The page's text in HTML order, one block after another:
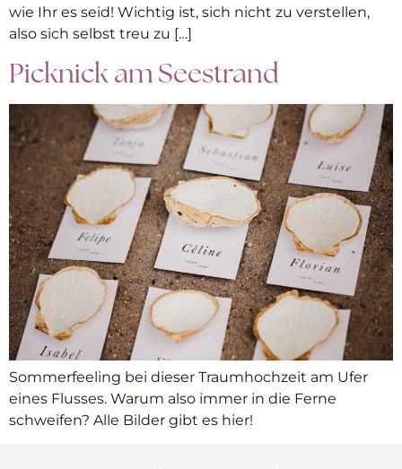
wie Ihr es seid! Wichtig ist, sich nicht zu verstellen,
also sich selbst treu zu […]
Picknick am Seestrand
Sommerfeeling bei dieser Traumhochzeit am Ufer
eines Flusses. Warum also immer in die Ferne
schweifen? Alle Bilder gibt es hier!